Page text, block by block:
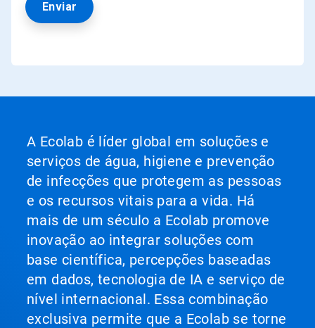
A Ecolab é líder global em soluções e
serviços de água, higiene e prevenção
de infecções que protegem as pessoas
e os recursos vitais para a vida. Há
mais de um século a Ecolab promove
inovação ao integrar soluções com
base científica, percepções baseadas
em dados, tecnologia de IA e serviço de
nível internacional. Essa combinação
exclusiva permite que a Ecolab se torne